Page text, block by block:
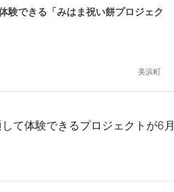
美浜町
験できる「みはま祝い餅プロジェク
て体験できるプロジェクトが6月